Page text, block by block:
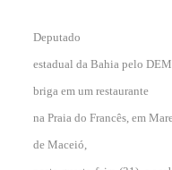
Deputado
estadual da Bahia pelo
briga em um restaurante
na Praia do Francês, em
de Maceió,